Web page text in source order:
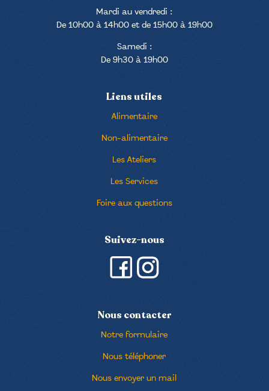
Mardi au vendredi :
De 10h00 à 14h00 et de 15h00 à 19h00
Samedi :
De 9h30 à 19h00
Liens utiles
Alimentaire
Non-alimentaire
Les Ateliers
Les Services
Foire aux questions
Suivez-nous
Nous contacter
Notre formulaire
Nous téléphoner
Nous envoyer un mail